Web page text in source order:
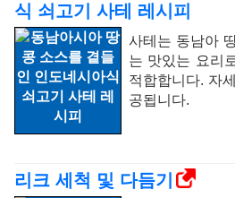
식 쇠고기 사테 레시피
사테는 동남아
는 맛있는 요리
적합합니다. 자
공됩니다.
리크 세척 및 다듬기